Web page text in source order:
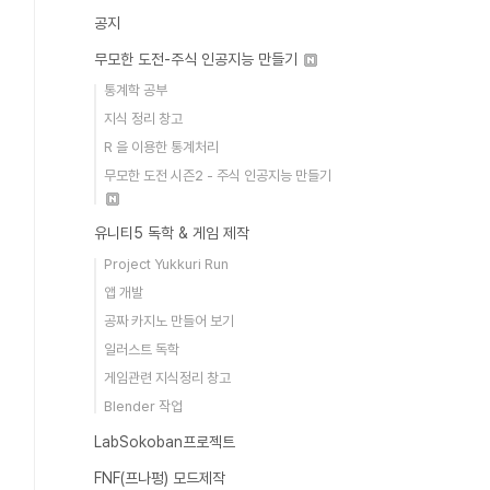
공지
무모한 도전-주식 인공지능 만들기
통계학 공부
지식 정리 창고
R 을 이용한 통계처리
무모한 도전 시즌2 - 주식 인공지능 만들기
유니티5 독학 & 게임 제작
Project Yukkuri Run
앱 개발
공짜 카지노 만들어 보기
일러스트 독학
게임관련 지식정리 창고
Blender 작업
LabSokoban프로젝트
FNF(프나펑) 모드제작